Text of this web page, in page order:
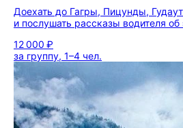
Доехать до Гагры, Пицунды,
и послушать рассказы водителя об
12 000 ₽
за группу, 1–4 чел.